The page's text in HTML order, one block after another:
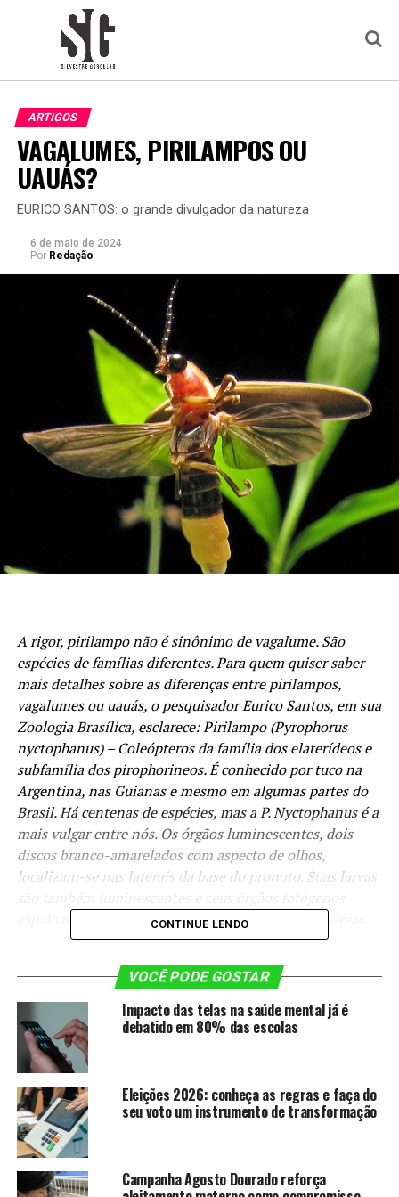
ARTIGOS
VAGALUMES, PIRILAMPOS OU
UAUÁS?
EURICO SANTOS: o grande divulgador da natureza
6 de maio de 2024
Por Redação
A rigor, pirilampo não é sinônimo de vagalume. São
espécies de famílias diferentes.Para quem quiser saber
mais detalhes sobre as diferenças entre pirilampos,
vagalumes ou uauás, o pesquisador Eurico Santos, em sua
Zoologia Brasílica, esclarece: Pirilampo (Pyrophorus
nyctophanus) – Coleópteros da família dos elaterídeos e
subfamília dos pirophorineos.É conhecido por tuco na
Argentina, nas Guianas e mesmo em algumas partes do
Brasil. Há centenas de espécies, mas a P. Nyctophanus é a
mais vulgar entre nós. Os órgãos luminescentes, dois
discos branco-amarelados com aspecto de olhos,
localizam-se nas laterais da base do pronoto. Suas larvas
espalham-se pelo corpo em numerosas pequenas áreas.
VAGALUME
coleópteros da família dos lampiridídeos
(Lampyrididade) muito conhecidos pela luminescência
branca esverdeada de que são dotados. A luminescência
é exteriorizada através de áreas claras e translúcidas do
tegumento do antepenúltimo (5°), do penúltimo e, às
vezes, do último urosternito. Em algumas espécies, as
fêmeas são ápteras.
UAUÁ– Reminiscência do linguajar tupi, que ainda
persiste em algumas partes do Brasil. O mesmo que
CONTINUE LENDO
VOCÊ PODE GOSTAR
Impacto das telas na saúde mental já é
debatido em 80% das escolas
Eleições 2026: conheça as regras e faça do
seu voto um instrumento de transformação
Campanha Agosto Dourado reforça